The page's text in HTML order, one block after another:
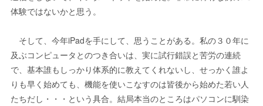
体験ではないかと思う。
そして、今年iPadを手にして、思うことがある。私の３０年に
及ぶコンピュータとのつき合いは、実に試行錯誤と苦労の連続
で、基本誰もしっかり体系的に教えてくれないし、せっかく誰よ
りも早く始めても、機能を使いこなすのは皆後から始めた若い人
たちだし・・・という具合。結局本当のところはパソコンに馴染